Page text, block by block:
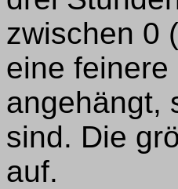
zwischen 0
eine
angehängt,
sind. Die
auf.